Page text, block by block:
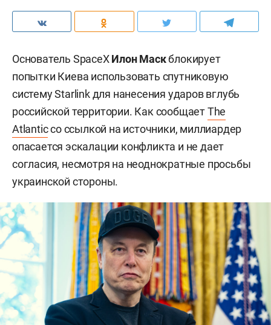
Основатель SpaceXИлон Маскблокирует
попытки Киева использовать спутниковую
систему Starlink для нанесения ударов вглубь
российской территории. Как сообщаетThe
Atlanticсо ссылкой на источники, миллиардер
опасается эскалации конфликта и не дает
согласия, несмотря на неоднократные просьбы
украинской стороны.